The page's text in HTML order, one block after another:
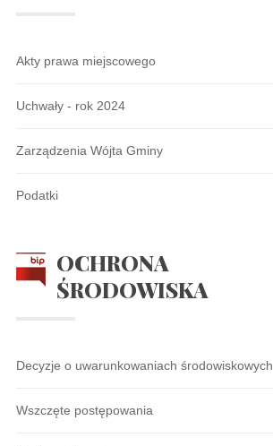
Akty prawa miejscowego
Uchwały - rok 2024
Zarządzenia Wójta Gminy
Podatki
OCHRONA
ŚRODOWISKA
Decyzje o uwarunkowaniach środowiskowych
Wszczęte postępowania